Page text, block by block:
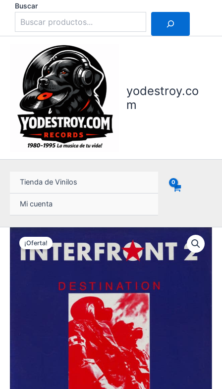
contenido
Buscar
yodestroy.co
m
Tienda de Vinilos
Mi cuenta
¡Oferta!